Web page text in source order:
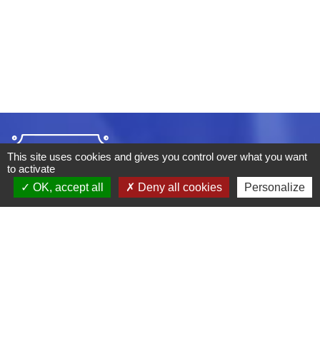
This site uses cookies and gives you control over what you want
to activate
OK, accept all
Deny all cookies Personalize